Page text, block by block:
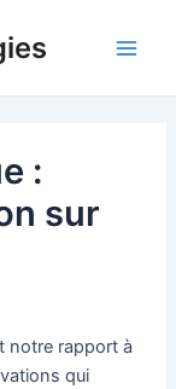
:
sur
notre rapport à
qui